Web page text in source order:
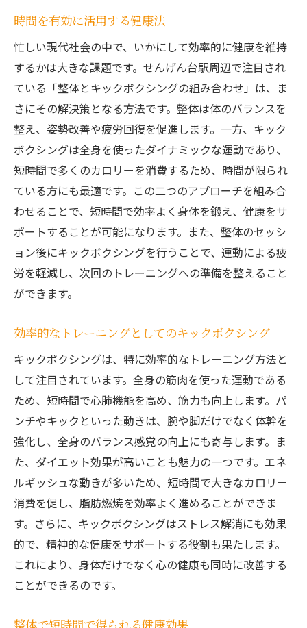
時間を有効に活用する健康法
忙しい現代社会の中で、いかにして効率的に健康を維持
するかは大きな課題です。せんげん台駅周辺で注目され
ている「整体とキックボクシングの組み合わせ」は、ま
さにその解決策となる方法です。整体は体のバランスを
整え、姿勢改善や疲労回復を促進します。一方、キック
ボクシングは全身を使ったダイナミックな運動であり、
短時間で多くのカロリーを消費するため、時間が限られ
ている方にも最適です。この二つのアプローチを組み合
わせることで、短時間で効率よく身体を鍛え、健康をサ
ポートすることが可能になります。また、整体のセッシ
ョン後にキックボクシングを行うことで、運動による疲
労を軽減し、次回のトレーニングへの準備を整えること
ができます。
効率的なトレーニングとしてのキックボクシング
キックボクシングは、特に効率的なトレーニング方法と
して注目されています。全身の筋肉を使った運動である
ため、短時間で心肺機能を高め、筋力も向上します。パ
ンチやキックといった動きは、腕や脚だけでなく体幹を
強化し、全身のバランス感覚の向上にも寄与します。ま
た、ダイエット効果が高いことも魅力の一つです。エネ
ルギッシュな動きが多いため、短時間で大きなカロリー
消費を促し、脂肪燃焼を効率よく進めることができま
す。さらに、キックボクシングはストレス解消にも効果
的で、精神的な健康をサポートする役割も果たします。
これにより、身体だけでなく心の健康も同時に改善する
ことができるのです。
整体で短時間で得られる健康効果